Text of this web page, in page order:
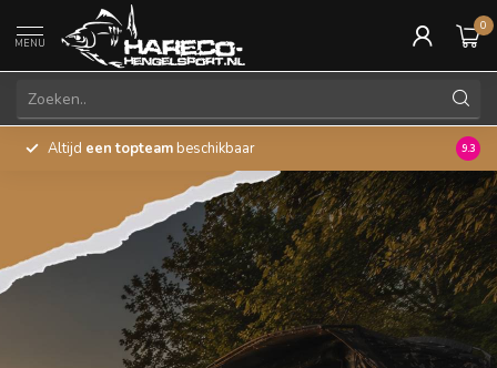
MENU
0
Altijd een topteam beschikbaar 45
9.3